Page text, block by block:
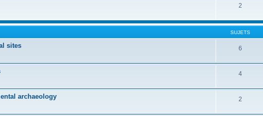
2
SUJETS
sites 6
4
archaeology 2